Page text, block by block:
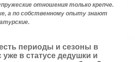
отношения только крепче.
а по собственному опыту знают
периоды и сезоны в
в статусе дедушки и